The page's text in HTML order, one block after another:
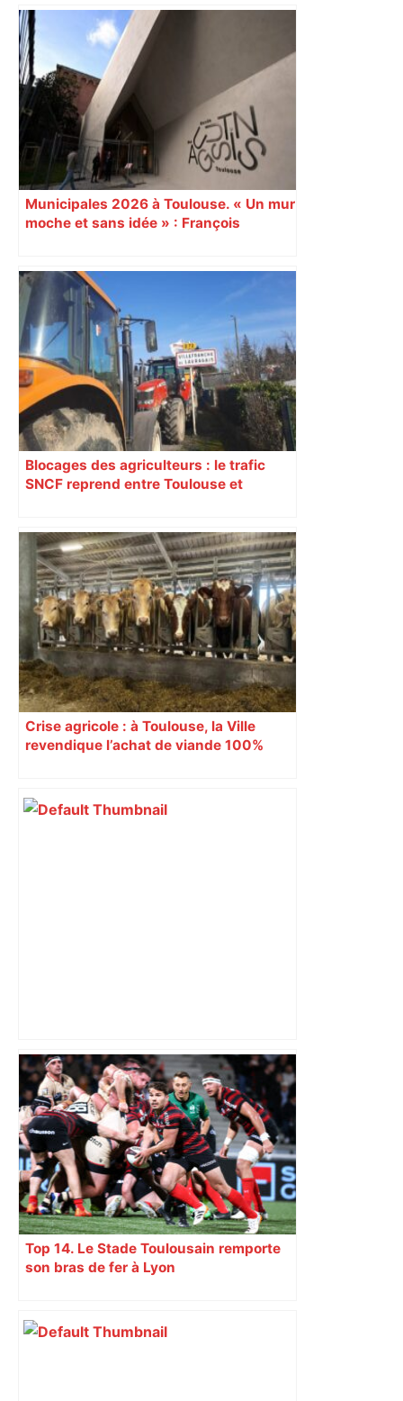
Municipales 2026 à Toulouse. « Un mur
moche et sans idée » : François
Augustins
Blocages des agriculteurs : le trafic
SNCF reprend entre Toulouse et
Crise agricole : à Toulouse, la Ville
revendique l’achat de viande 100%
Top 14: comment Perpignan a une
nouvelle fois fait tomber Toulouse? –
RMC Sport
Top 14. Le Stade Toulousain remporte
son bras de fer à Lyon